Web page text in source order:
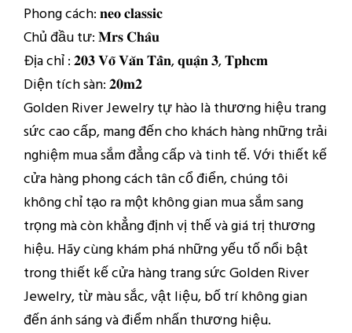
Phong cách: 𝐧𝐞𝐨 𝐜𝐥𝐚𝐬𝐬𝐢𝐜
Chủ đầu tư: 𝐌𝐫𝐬 𝐂𝐡𝐚̂𝐮
Địa chỉ : 𝟐𝟎𝟑 𝐕𝐨̃ 𝐕𝐚̆𝐧 𝐓𝐚̂̀𝐧, 𝐪𝐮𝐚̣̂𝐧 𝟑, 𝐓𝐩𝐡𝐜𝐦
Diện tích sàn: 𝟐𝟎𝐦𝟐
Golden River Jewelry tự hào là thương hiệu trang
sức cao cấp, mang đến cho khách hàng những trải
nghiệm mua sắm đẳng cấp và tinh tế. Với thiết kế
cửa hàng phong cách tân cổ điển, chúng tôi
không chỉ tạo ra một không gian mua sắm sang
trọng mà còn khẳng định vị thế và giá trị thương
hiệu. Hãy cùng khám phá những yếu tố nổi bật
trong thiết kế cửa hàng trang sức Golden River
Jewelry, từ màu sắc, vật liệu, bố trí không gian
đến ánh sáng và điểm nhấn thương hiệu.